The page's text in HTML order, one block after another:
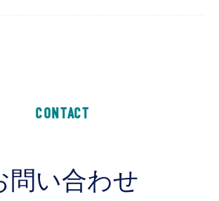
CONTACT
問い合わせ